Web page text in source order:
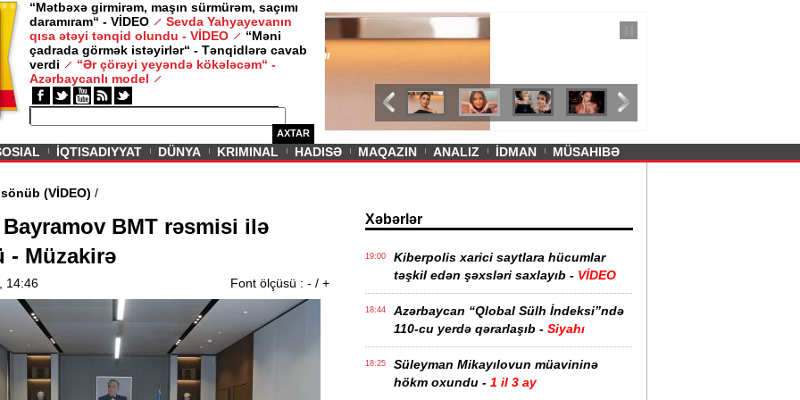
“Mətbəxə girmirəm, maşın sürmürəm, saçımı
daramıram“ - VİDEO
Sevda Yahyayevanın
qısa ətəyi tənqid olundu - VİDEO
“Məni
çadrada görmək istəyirlər“ - Tənqidlərə cavab
verdi
“Ər çörəyi yeyəndə kökələcəm“ -
Azərbaycanlı model
AXTAR
— 11 İyul 2026
İQTISADIYYAT DÜNYA KRIMINAL HADISƏ MAQAZIN ANALIZ İDMAN MÜSAHIBƏ
məşəl sönüb (VİDEO)
BMT rəsmisi ilə
- Müzakirə
14:46 Font ölçüsü : - / +
Xəbərlər
19:00
Kiberpolis xarici saytlara hücumlar
təşkil edən şəxsləri saxlayıb - VİDEO
18:44
Azərbaycan “Qlobal Sülh İndeksi”ndə
110-cu yerdə qərarlaşıb - Siyahı
18:25
Süleyman Mikayılovun müavininə
hökm oxundu - 1 il 3 ay